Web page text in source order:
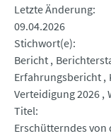
Letzte Änderung
09.04.2026
Stichwort(e)
Bericht
Erfahrungsbericht
Verteidigung 2026
Titel
Erschütterndes von